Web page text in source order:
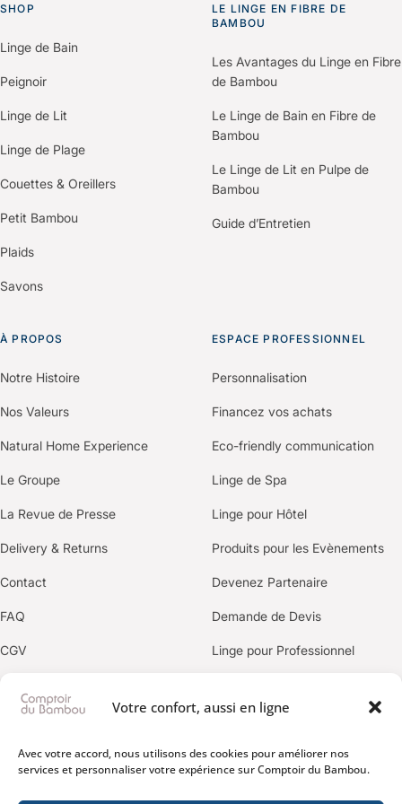
Votre confort, aussi en ligne
Avec votre accord, nous utilisons des cookies pour améliorer nos
services et personnaliser votre expérience sur Comptoir du Bambou.
personnalisé : gestion des réassorts,
accompagnement pour les
renouvellements de collection et
blanchisserie et d’entretien. Nous
pouvons également devenir
partenaire blanchisseur ou partenaire
commercial selon votre profil.
SHOP
Linge de Bain
Peignoir
Linge de Lit
Linge de Plage
Couettes & Oreillers
Petit Bambou
Plaids
Savons
LE LINGE EN FIBRE DE
BAMBOU
Les Avantages du Linge en Fibre
de Bambou
Le Linge de Bain en Fibre de
Bambou
Le Linge de Lit en Pulpe de
Bambou
Guide d’Entretien
À PROPOS
Notre Histoire
Nos Valeurs
Natural Home Experience
Le Groupe
La Revue de Presse
Delivery & Returns
Contact
FAQ
CGV
Politique de confidentialité
ESPACE PROFESSIONNEL
Personnalisation
Financez vos achats
Eco-friendly communication
Linge de Spa
Linge pour Hôtel
Produits pour les Evènements
Devenez Partenaire
Demande de Devis
Linge pour Professionnel
OUR BRANDS